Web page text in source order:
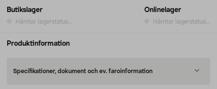
Butikslager
Hämtar lagerstatus...
Onlinelager
Hämtar lagerstatus...
Produktinformation
Specifikationer, dokument och ev. faroinformation